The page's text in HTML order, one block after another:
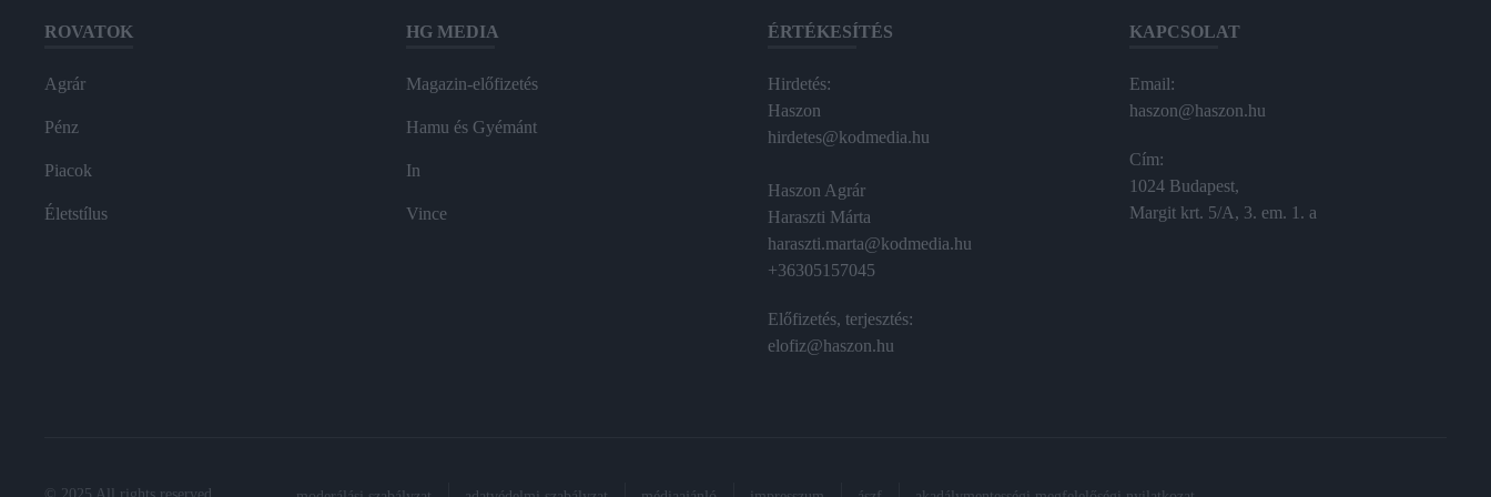
ROVATOK
Agrár
Pénz
Piacok
Életstílus
HG MEDIA
Magazin-előfizetés
Hamu és Gyémánt
In
Vince
ÉRTÉKESÍTÉS
Hirdetés:
Haszon
hirdetes@kodmedia.hu
Haszon Agrár
Haraszti Márta
haraszti.marta@kodmedia.hu
+36305157045
Előfizetés, terjesztés:
elofiz@haszon.hu
KAPCSOLAT
Email:
haszon@haszon.hu
Cím:
1024 Budapest,
Margit krt. 5/A, 3. em. 1. a